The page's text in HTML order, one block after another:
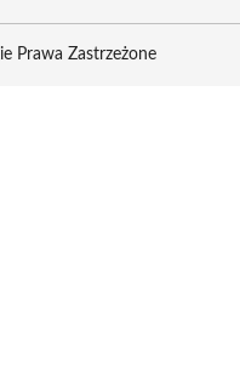
Prawa Zastrzeżone